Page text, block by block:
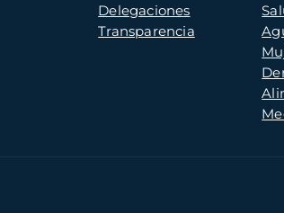
Delegaciones
Transparencia